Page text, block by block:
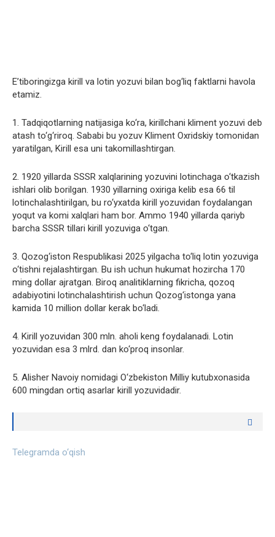
E’tiboringizga kirill va lotin yozuvi bilan bog‘liq faktlarni havola
etamiz.
1. Tadqiqotlarning natijasiga ko‘ra, kirillchani kliment yozuvi deb
atash to‘g‘riroq. Sababi bu yozuv Kliment Oxridskiy tomonidan
yaratilgan, Kirill esa uni takomillashtirgan.
2. 1920 yillarda SSSR xalqlarining yozuvini lotinchaga o‘tkazish
ishlari olib borilgan. 1930 yillarning oxiriga kelib esa 66 til
lotinchalashtirilgan, bu ro‘yxatda kirill yozuvidan foydalangan
yoqut va komi xalqlari ham bor. Ammo 1940 yillarda qariyb
barcha SSSR tillari kirill yozuviga o‘tgan.
3. Qozog‘iston Respublikasi 2025 yilgacha to‘liq lotin yozuviga
o‘tishni rejalashtirgan. Bu ish uchun hukumat hozircha 170
ming dollar ajratgan. Biroq analitiklarning fikricha, qozoq
adabiyotini lotinchalashtirish uchun Qozog‘istonga yana
kamida 10 million dollar kerak bo‘ladi.
4. Kirill yozuvidan 300 mln. aholi keng foydalanadi. Lotin
yozuvidan esa 3 mlrd. dan ko‘proq insonlar.
5. Alisher Navoiy nomidagi O‘zbekiston Milliy kutubxonasida
600 mingdan ortiq asarlar kirill yozuvidadir.
Telegramda o‘qish